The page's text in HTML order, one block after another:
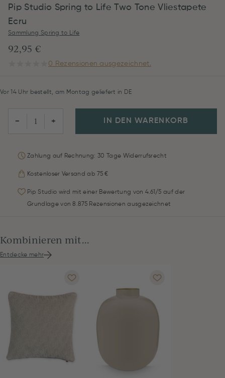
Pip Studio Spring to Life Two Tone Vliestapete
Ecru
Sammlung Spring to Life
92,95 €
0 Rezensionen ausgezeichnet.
Vor 14 Uhr bestellt, am Montag geliefert in DE
− + IN DEN WARENKORB
Zahlung auf Rechnung: 30 Tage Widerrufsrecht
Kostenloser Versand ab 75 €
Pip Studio wird mit einer Bewertung von 4.61/5 auf der
Grundlage von 8.875 Rezensionen ausgezeichnet
Kombinieren mit...
Entdecke mehr